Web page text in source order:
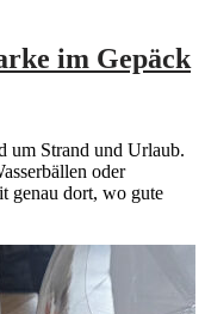
im Gepäck
um Strand und Urlaub.
oder
genau dort, wo gute